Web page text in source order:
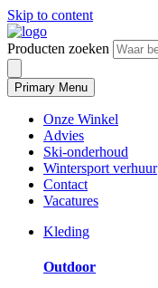
Skip to content
Producten zoeken
Primary Menu
Onze Winkel
Advies
Ski-onderhoud
Wintersport verhuur
Contact
Vacatures
Kleding
Outdoor